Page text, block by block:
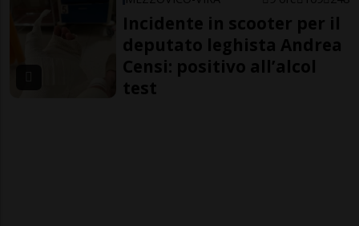
Incidente in scooter per il
deputato leghista Andrea
Censi: positivo all’alcol
test